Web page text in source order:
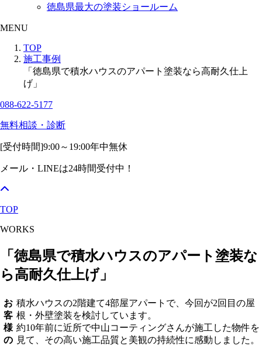
徳島県最大の塗装ショールーム
MENU
TOP
施工事例
「徳島県で積水ハウスのアパート塗装なら高耐久仕上
げ」
088-622-5177
無料相談・診断
[受付時間]9:00～19:00年中無休
メール・LINEは24時間受付中！
TOP
WORKS
「徳島県で積水ハウスのアパート塗装な
ら高耐久仕上げ」
お
客
様
の
積水ハウスの2階建て4部屋アパートで、今回が2回目の屋
根・外壁塗装を検討しています。
約10年前に近所で中山コーティングさんが施工した物件を
見て、その高い施工品質と美観の持続性に感動しました。